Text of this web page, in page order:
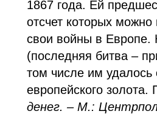
1867 года. Ей
отсчет которых можно
свои войны в Европе.
(последняя битва –
том числе им удалось
европейского
денег. – М.: